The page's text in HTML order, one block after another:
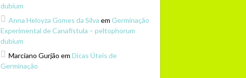
dubium
Anna Heloyza Gomes da Silva em Germinação
Experimental de Canafístula – peltophorum
dubium
Marciano Gurjão em Dicas Úteis de
Germinação